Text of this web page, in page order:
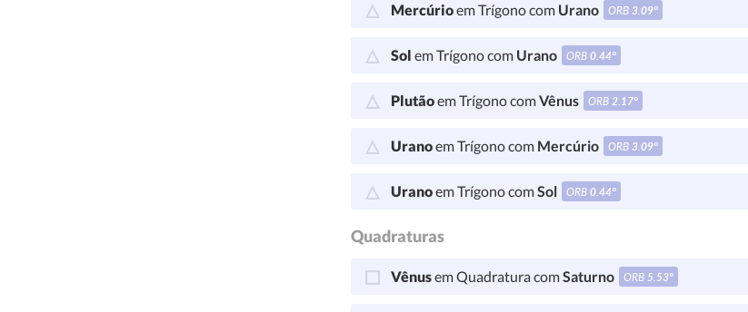
Mercúrioem Trígono com Urano ORB3.09°
Sol em Trígono com Urano ORB0.44°
Plutãoem Trígono comVênus ORB2.17°
Uranoem Trígono com Mercúrio ORB3.09°
Uranoem Trígono comSol ORB0.44°
Quadraturas
Vênusem Quadratura comSaturno ORB 5.53°